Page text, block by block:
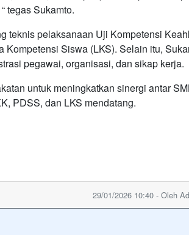
tegas Sukamto.
teknis pelaksanaan Uji Kompetensi
Kompetensi Siswa (LKS). Selain itu,
pegawai, organisasi, dan sikap kerja.
untuk meningkatkan sinergi antar
PDSS, dan LKS mendatang.
29/01/2026 10:40 - Oleh